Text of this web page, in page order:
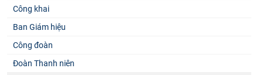
Công khai
Ban Giám hiệu
Công đoàn
Đoàn Thanh niên